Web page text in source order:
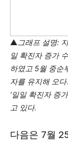
▲그래프 설명:
일 확진자 증가
하였고 5월 중순
자를 유지해 오
‘일일 확진자 증
고 있다.
다음은 7월